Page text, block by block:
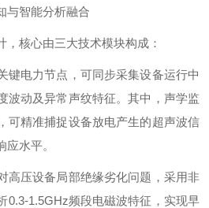
与智能分析融合
核心由三大技术模块构成：
键电力节点，可同步采集设备运行中
波动及异常声纹特征。其中，声学监
可精准捕捉设备放电产生的超声波信
水平。
高压设备局部绝缘劣化问题，采用非
0.3-1.5GHz频段电磁波特征，实现早